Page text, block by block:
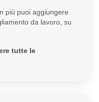
più puoi aggiungere
da lavoro, su
tutte le